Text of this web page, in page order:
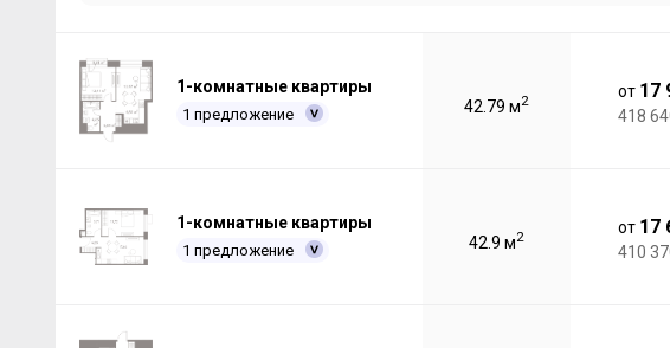
1-комнатные квартиры
1 предложение 42.79 м2
от 17
418
1-комнатные квартиры
1 предложение 42.9 м2
от 17
410